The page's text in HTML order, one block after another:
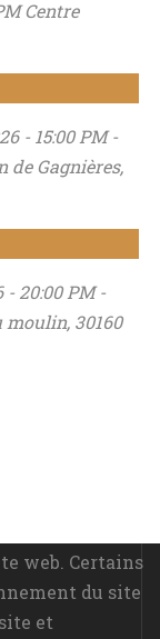
Centre
- 15:00 PM -
de Gagnières,
- 20:00 PM -
moulin, 30160
web. Certains
du site
et